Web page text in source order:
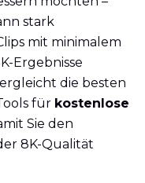
stark
mit minimalem
Ergebnisse
die besten
für kostenlose
Sie den
8K-Qualität